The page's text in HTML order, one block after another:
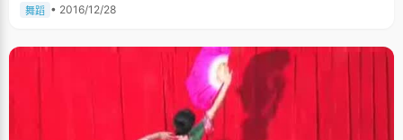
舞蹈 • 2016/12/28